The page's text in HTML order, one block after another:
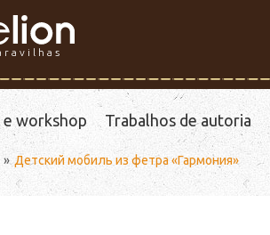
e workshop Trabalhos de autoria
Детский мобиль из фетра «Гармония»